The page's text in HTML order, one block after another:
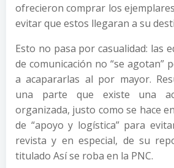
ofrecieron comprar los
evitar que estos llegaran a su
Esto no pasa por casualidad: las
de comunicación no “se agotan”
a acapararlas al por mayor.
una parte que existe una
organizada, justo como se hace
de “apoyo y logística” para
revista y en especial, de su
titulado Así se roba en la PNC.